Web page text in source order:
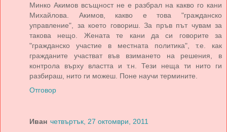
Минко Акимов всъщност не е разбрал на какво го кани
Михайлова. Акимов, какво е това "гражданско
управление", за което говориш. За пръв път чувам за
такова нещо. Жената те кани да си говорите за
"гражданско участие в местната политика", т.е. как
гражданите участват във взимането на решения, в
контрола върху властта и т.н. Тези неща ти нито ги
разбираш, нито ги можеш. Поне научи термините.
Отговор
Иван четвъртък, 27 октомври, 2011